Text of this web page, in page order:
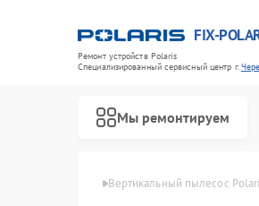
FIX-
Ремонт устройств Polaris
Специализированный cервисный центр г.
Мы ремонтируем
Вертикальный пылесос